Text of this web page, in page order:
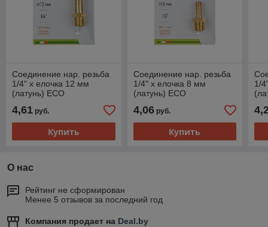
Соединение нар. резьба
1/4" х елочка 12 мм
(латунь) ECO
4,61 руб.
Купить
Соединение нар. резьба
1/4" х елочка 8 мм
(латунь) ECO
4,06руб.
Купить
1/
О нас
Рейтинг не сформирован
Менее 5 отзывов за последний год
Компания продает на Deal.by